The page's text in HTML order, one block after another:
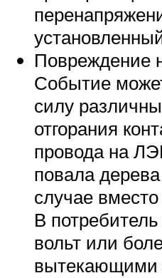
Повреждение
Событие
силу
отгорания
провода на
повала
случае
В
вольт или
вытекающими